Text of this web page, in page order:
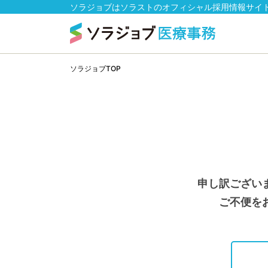
ソラジョブはソラストのオフィシャル採用情報サイ
ソラジョブTOP
申し訳ござい
ご不便を